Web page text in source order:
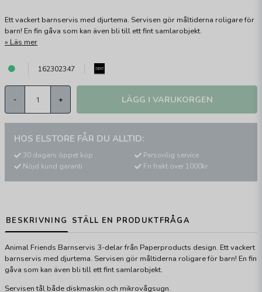
Ett vackert barnservis med djurtema. Servisen gör måltiderna roligare för
barn! En fin gåva som kan även bli till ett fint samlarobjekt.
Läs mer
162302347
- + LÄGG I VARUKORGEN
HOS ELSTORE FÅR DU ALLTID:
30 dagars öppet köp
Nöjd kund garanti
Personlig service
Fri frakt över 1000kr
BESKRIVNING STÄLL EN PRODUKTFRÅGA
Animal Friends Barnservis 3-delar från Paperproducts design. Ett vackert
barnservis med djurtema. Servisen gör måltiderna roligare för barn! En fin
gåva som kan även bli till ett fint samlarobjekt.
Servisen tål både diskmaskin och mikrovågsugn.